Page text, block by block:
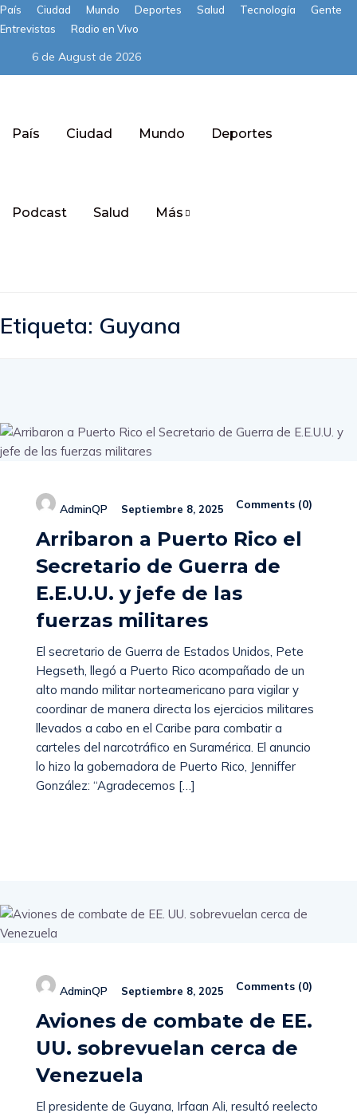
País Ciudad Mundo Deportes Salud Tecnología
Gente
Entrevistas
Radio en Vivo
6 de August de 2026
País Ciudad Mundo Deportes
Podcast Salud Más
Etiqueta: Guyana
AdminQP Septiembre 8, 2025 Comments (0)
Arribaron a Puerto Rico el
Secretario de Guerra de
E.E.U.U. y jefe de las
fuerzas militares
El secretario de Guerra de Estados Unidos, Pete
Hegseth, llegó a Puerto Rico acompañado de un
alto mando militar norteamericano para vigilar y
coordinar de manera directa los ejercicios militares
llevados a cabo en el Caribe para combatir a
carteles del narcotráfico en Suramérica. El anuncio
lo hizo la gobernadora de Puerto Rico, Jenniffer
González: “Agradecemos […]
AdminQP Septiembre 8, 2025 Comments (0)
Aviones de combate de EE.
UU. sobrevuelan cerca de
Venezuela
El presidente de Guyana, Irfaan Ali, resultó reelecto